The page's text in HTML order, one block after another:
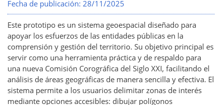
Fecha de publicación: 28/11/2025
Este prototipo es un sistema geoespacial diseñado para
apoyar los esfuerzos de las entidades públicas en la
comprensión y gestión del territorio. Su objetivo principal es
servir como una herramienta práctica y de respaldo para
una nueva Comisión Corográfica del Siglo XXI, facilitando el
análisis de áreas geográficas de manera sencilla y efectiva. El
sistema permite a los usuarios delimitar zonas de interés
mediante opciones accesibles: dibujar polígonos